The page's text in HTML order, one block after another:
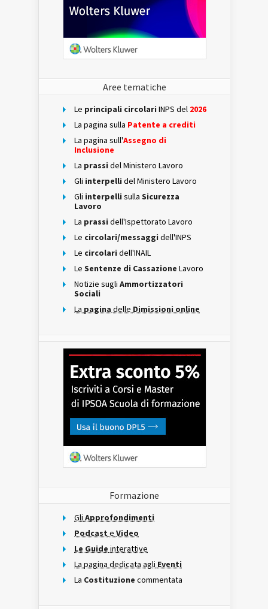
Aree tematiche
Le principali circolari INPS del 2026
La pagina sulla Patente a crediti
La pagina sull'Assegno di
Inclusione
La prassi del Ministero Lavoro
Gli interpelli del Ministero Lavoro
Gli interpelli sulla Sicurezza
Lavoro
La prassi dell'Ispettorato Lavoro
Le circolari/messaggi dell'INPS
Le circolari dell'INAIL
Le Sentenze di Cassazione Lavoro
Notizie sugli Ammortizzatori
Sociali
La pagina delle Dimissioni online
Formazione
Gli Approfondimenti
Podcast e Video
Le Guide interattive
La pagina dedicata agli Eventi
La Costituzione commentata